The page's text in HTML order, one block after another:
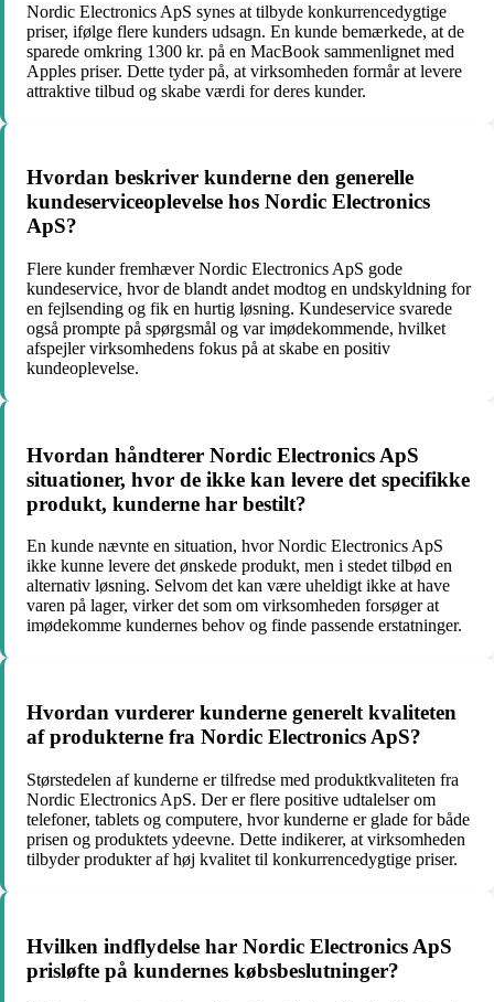
Nordic Electronics ApS synes at tilbyde konkurrencedygtige
priser, ifølge flere kunders udsagn. En kunde bemærkede, at de
sparede omkring 1300 kr. på en MacBook sammenlignet med
Apples priser. Dette tyder på, at virksomheden formår at levere
attraktive tilbud og skabe værdi for deres kunder.
Hvordan beskriver kunderne den generelle
kundeserviceoplevelse hos Nordic Electronics
ApS?
Flere kunder fremhæver Nordic Electronics ApS gode
kundeservice, hvor de blandt andet modtog en undskyldning for
en fejlsending og fik en hurtig løsning. Kundeservice svarede
også prompte på spørgsmål og var imødekommende, hvilket
afspejler virksomhedens fokus på at skabe en positiv
kundeoplevelse.
Hvordan håndterer Nordic Electronics ApS
situationer, hvor de ikke kan levere det specifikke
produkt, kunderne har bestilt?
En kunde nævnte en situation, hvor Nordic Electronics ApS
ikke kunne levere det ønskede produkt, men i stedet tilbød en
alternativ løsning. Selvom det kan være uheldigt ikke at have
varen på lager, virker det som om virksomheden forsøger at
imødekomme kundernes behov og finde passende erstatninger.
Hvordan vurderer kunderne generelt kvaliteten
af produkterne fra Nordic Electronics ApS?
Størstedelen af kunderne er tilfredse med produktkvaliteten fra
Nordic Electronics ApS. Der er flere positive udtalelser om
telefoner, tablets og computere, hvor kunderne er glade for både
prisen og produktets ydeevne. Dette indikerer, at virksomheden
tilbyder produkter af høj kvalitet til konkurrencedygtige priser.
Hvilken indflydelse har Nordic Electronics ApS
prisløfte på kundernes købsbeslutninger?